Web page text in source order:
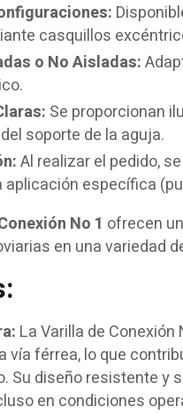
casquillos
o No Aisladas:
Se proporcionan
soporte de la aguja.
Al realizar el pedido,
aplicación específica
No 1 ofrecen
en una variedad
La Varilla de
vía férrea, lo que
Su diseño resistente y
en condiciones